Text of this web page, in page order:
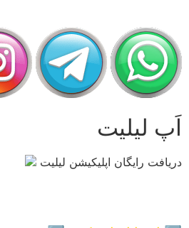
اَپ لیلیت
دریافت رایگان اپلیکیشن لیلیت